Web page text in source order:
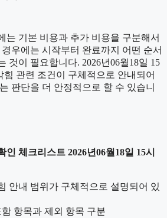
는 기본 비용과 추가 비용을 구분해서
우에는 시작부터 완료까지 어떤 순서
것이 필요합니다. 2026년06월18일 15
관련 조건이 구체적으로 안내되어
판단을 더 안정적으로 할 수 있습니
체크리스트 2026년06월18일 15시
안내 범위가 구체적으로 설명되어 있
항목과 제외 항목 구분